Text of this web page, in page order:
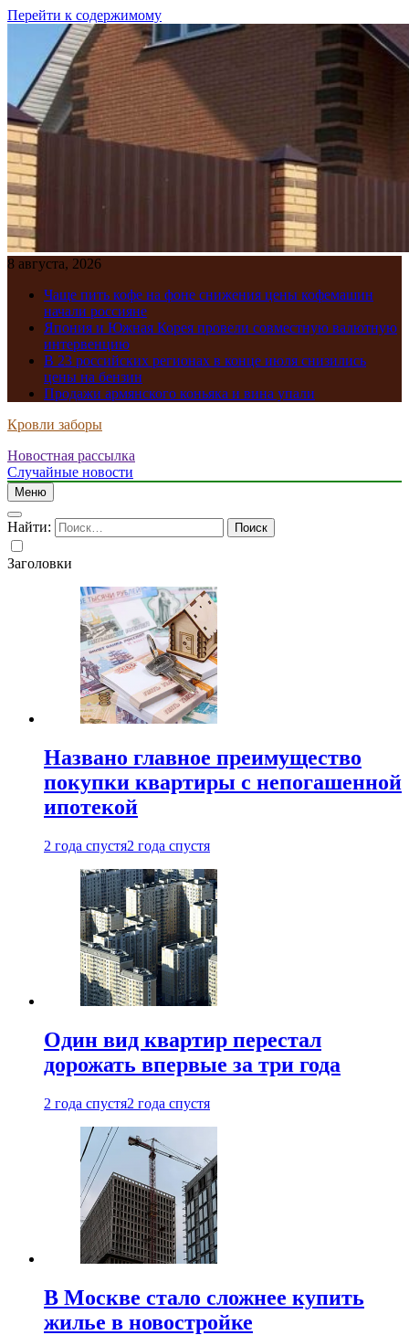
Перейти к содержимому
8 августа, 2026
Чаще пить кофе на фоне снижения цены кофемашин
начали россияне
Япония и Южная Корея провели совместную валютную
интервенцию
В 23 российских регионах в конце июля снизились
цены на бензин
Продажи армянского коньяка и вина упали
Кровли заборы
Новостная рассылка
Случайные новости
Меню
Найти:
Заголовки
Названо главное преимущество
покупки квартиры с непогашенной
ипотекой
2 года спустя2 года спустя
Один вид квартир перестал
дорожать впервые за три года
2 года спустя2 года спустя
В Москве стало сложнее купить
жилье в новостройке